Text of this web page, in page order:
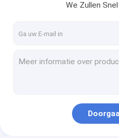
Machine voor het
IML-inspectiemachine
We Zullen